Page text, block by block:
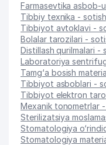
Farmasevtika asbob-
Tibbiy texnika -
Tibbiyot avtoklavi -
Bolalar tarozilari -
Distillash qurilmalari -
Laboratoriya
Tamg‘a bosish
Tibbiyot asboblari -
Tibbiyot elektron
Mexanik tonometrlar
Sterilizatsiya
Stomatologiya
Stomatologiya